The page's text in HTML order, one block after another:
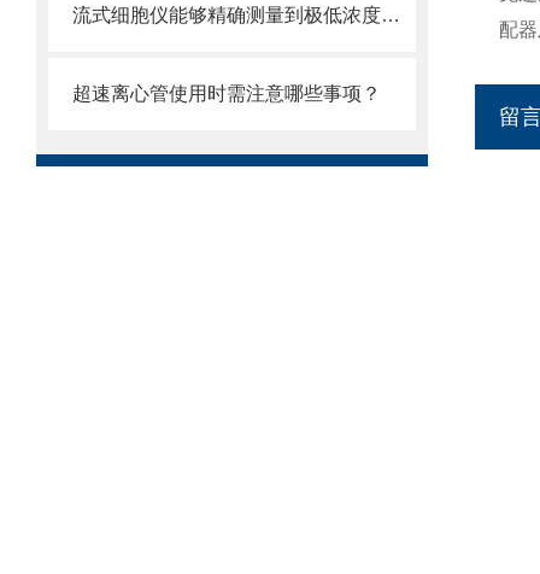
流式细胞仪能够精确测量到极低浓度的标记物
超速离心管使用时需注意哪些事项？
配
留